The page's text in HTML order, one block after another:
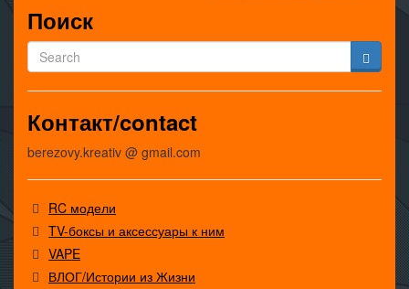
Поиск
Контакт/contact
berezovy.kreativ @ gmail.com
RC модели
TV-боксы и аксессуары к ним
VAPE
ВЛОГ/Истории из Жизни